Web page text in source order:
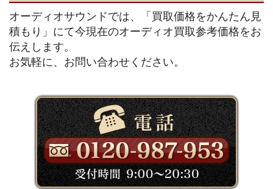
オーディオサウンドでは、「買取価格をかんたん見
積もり」にて今現在のオーディオ買取参考価格をお
伝えします。
お気軽に、お問い合わせください。